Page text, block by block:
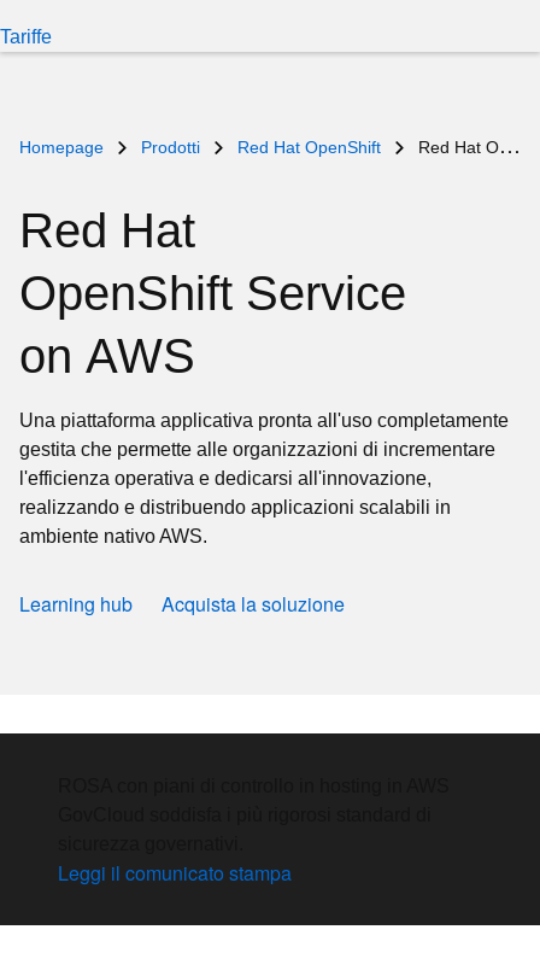
Tariffe
Homepage Prodotti Red Hat OpenShift Red Hat OpenShift Service on AWS
Red Hat
OpenShift Service
on AWS
Una piattaforma applicativa pronta all'uso completamente
gestita che permette alle organizzazioni di incrementare
l'efficienza operativa e dedicarsi all'innovazione,
realizzando e distribuendo applicazioni scalabili in
ambiente nativo AWS.
Learning hub Acquista la soluzione
Leggi il comunicato stampa